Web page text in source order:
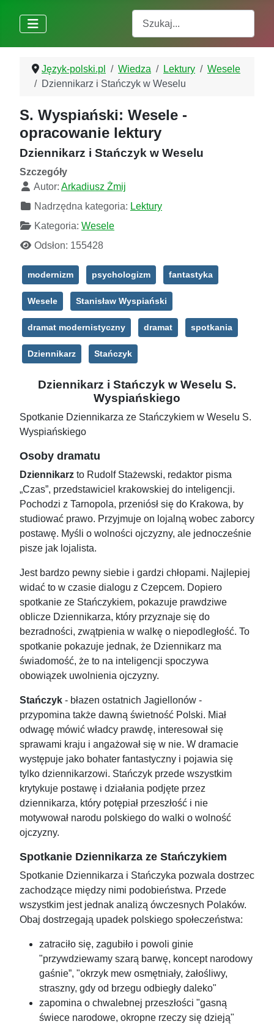
Język-polski.pl Wiedza Lektury
Wesele
Dziennikarz i Stańczyk w Weselu
S. Wyspiański: Wesele -
opracowanie lektury
Dziennikarz i Stańczyk w Weselu
Szczegóły
Autor: Arkadiusz Żmij
Nadrzędna kategoria: Lektury
Kategoria: Wesele
Odsłon: 155428
modernizm psychologizm fantastyka
Wesele Stanisław Wyspiański
dramat modernistyczny dramat spotkania
Dziennikarz Stańczyk
Dziennikarz i Stańczyk w Weselu S.
Wyspiańskiego
Spotkanie Dziennikarza ze Stańczykiem w Weselu S.
Wyspiańskiego
Osoby dramatu
Dziennikarz to Rudolf Stażewski, redaktor pisma
„Czas”, przedstawiciel krakowskiej do inteligencji.
Pochodzi z Tarnopola, przeniósł się do Krakowa, by
studiować prawo. Przyjmuje on lojalną wobec zaborcy
postawę. Myśli o wolności ojczyzny, ale jednocześnie
pisze jak lojalista.
Jest bardzo pewny siebie i gardzi chłopami. Najlepiej
widać to w czasie dialogu z Czepcem. Dopiero
spotkanie ze Stańczykiem, pokazuje prawdziwe
oblicze Dziennikarza, który przyznaje się do
bezradności, zwątpienia w walkę o niepodległość. To
spotkanie pokazuje jednak, że Dziennikarz ma
świadomość, że to na inteligencji spoczywa
obowiązek uwolnienia ojczyzny.
Stańczyk - błazen ostatnich Jagiellonów -
przypomina także dawną świetność Polski. Miał
odwagę mówić władcy prawdę, interesował się
sprawami kraju i angażował się w nie. W dramacie
występuje jako bohater fantastyczny i pojawia się
tylko dziennikarzowi. Stańczyk przede wszystkim
krytykuje postawę i działania podjęte przez
dziennikarza, który potępiał przeszłość i nie
motywował narodu polskiego do walki o wolność
ojczyzny.
Spotkanie Dziennikarza ze Stańczykiem
Spotkanie Dziennikarza i Stańczyka pozwala dostrzec
zachodzące między nimi podobieństwa. Przede
wszystkim jest jednak analizą ówczesnych Polaków.
Obaj dostrzegają upadek polskiego społeczeństwa:
zatraciło się, zagubiło i powoli ginie
"przywdziewamy szarą barwę, koncept narodowy
gaśnie”, "okrzyk mew osmętniały, żałośliwy,
straszny, gdy od brzegu odbiegły daleko"
zapomina o chwalebnej przeszłości "gasną
świece narodowe, okropne rzeczy się dzieją"